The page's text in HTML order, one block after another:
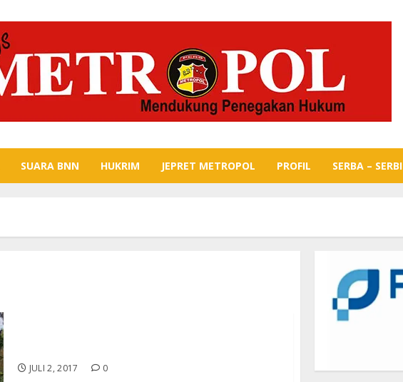
SUARA BNN HUKRIM JEPRET METROPOL PROFIL SERBA – SERBI
JULI 2, 2017 0